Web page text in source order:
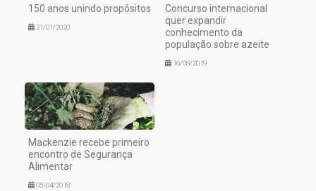
150 anos unindo propósitos
21/01/2020
Concurso internacional
quer expandir
conhecimento da
população sobre azeite
16/08/2019
Mackenzie recebe primeiro
encontro de Segurança
Alimentar
05/04/2018